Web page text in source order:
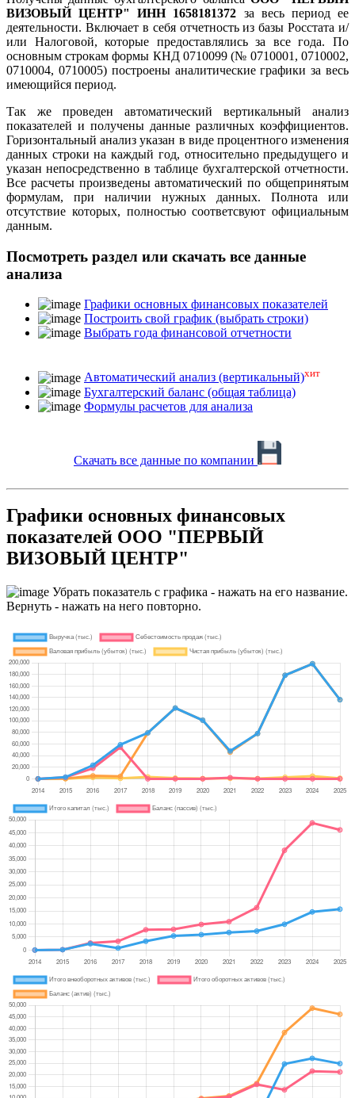
ВИЗОВЫЙ ЦЕНТР" ИНН 1658181372 за весь период ее
деятельности. Включает в себя отчетность из базы Росстата и/
или Налоговой, которые предоставлялись за все года. По
основным строкам формы КНД 0710099 (№ 0710001, 0710002,
0710004, 0710005) построены аналитические графики за весь
имеющийся период.
Так же проведен автоматический вертикальный анализ
показателей и получены данные различных коэффициентов.
Горизонтальный анализ указан в виде процентного изменения
данных строки на каждый год, относительно предыдущего и
указан непосредственно в таблице бухгалтерской отчетности.
Все расчеты произведены автоматический по общепринятым
формулам, при наличии нужных данных. Полнота или
отсутствие которых, полностью соответсвуют официальным
данным.
Посмотреть раздел или скачать все данные
анализа
Графики основных финансовых показателей
Построить свой график (выбрать строки)
Выбрать года финансовой отчетности
Автоматический анализ (вертикальный)хит
Бухгалтерский баланс (общая таблица)
Формулы расчетов для анализа
Скачать все данные по компании
Графики основных финансовых
показателей ООО "ПЕРВЫЙ
ВИЗОВЫЙ ЦЕНТР"
Убрать показатель с графика - нажать на его название.
Вернуть - нажать на него повторно.